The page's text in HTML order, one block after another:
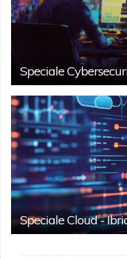
Speciale
Speciale Cloud -